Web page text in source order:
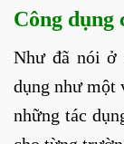
Công dụng
Như đã nói ở
dụng như một
những tác